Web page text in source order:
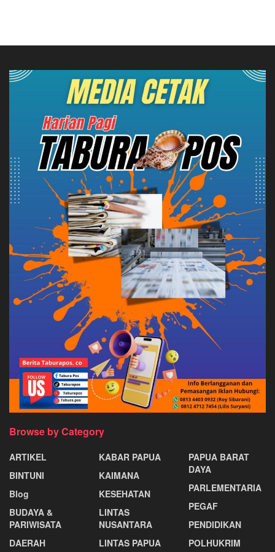
Browse by Category
ARTIKEL
BINTUNI
Blog
BUDAYA &
PARIWISATA
DAERAH
KABAR PAPUA
KAIMANA
KESEHATAN
LINTAS
NUSANTARA
LINTAS PAPUA
PAPUA BARAT
DAYA
PARLEMENTARIA
PEGAF
PENDIDIKAN
POLHUKRIM